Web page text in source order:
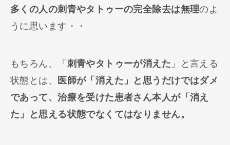
多くの人の刺青やタトゥーの完全除去は無理のよ
うに思います・・
もちろん、「 刺青やタトゥーが消えた 」と言える
状態とは、
医師が「消えた」と思うだけではダメ
であって、治療を受けた患者さん本人が「消え
た」と思える状態でなくてはなりません。